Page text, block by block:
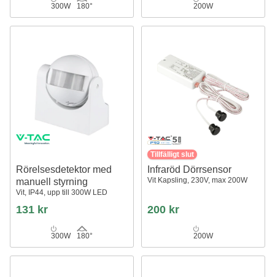
300W 180° 200W
Rörelsesdetektor med
manuell styrning
Vit, IP44, upp till 300W LED
131 kr
300W 180°
Tillfälligt slut
Infraröd Dörrsensor
Vit Kapsling, 230V, max 200W
200 kr
200W